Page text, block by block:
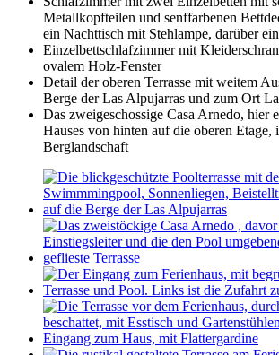
Metallkopfteilen und senffarbenen
ein Nachttisch mit Stehlampe, darüber
Einzelbettschlafzimmer mit
ovalem Holz-Fenster
Detail der oberen Terrasse mit weitem
Berge der Las Alpujarras und zum Ort
Das zweigeschossige Casa Arnedo, hier
Hauses von hinten auf die oberen
Berglandschaft